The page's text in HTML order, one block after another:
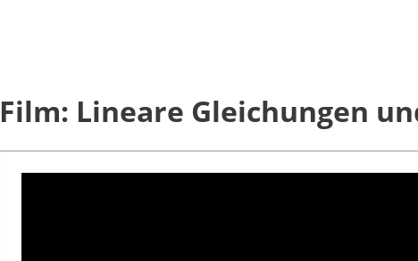
Film: Lineare Gleichungen